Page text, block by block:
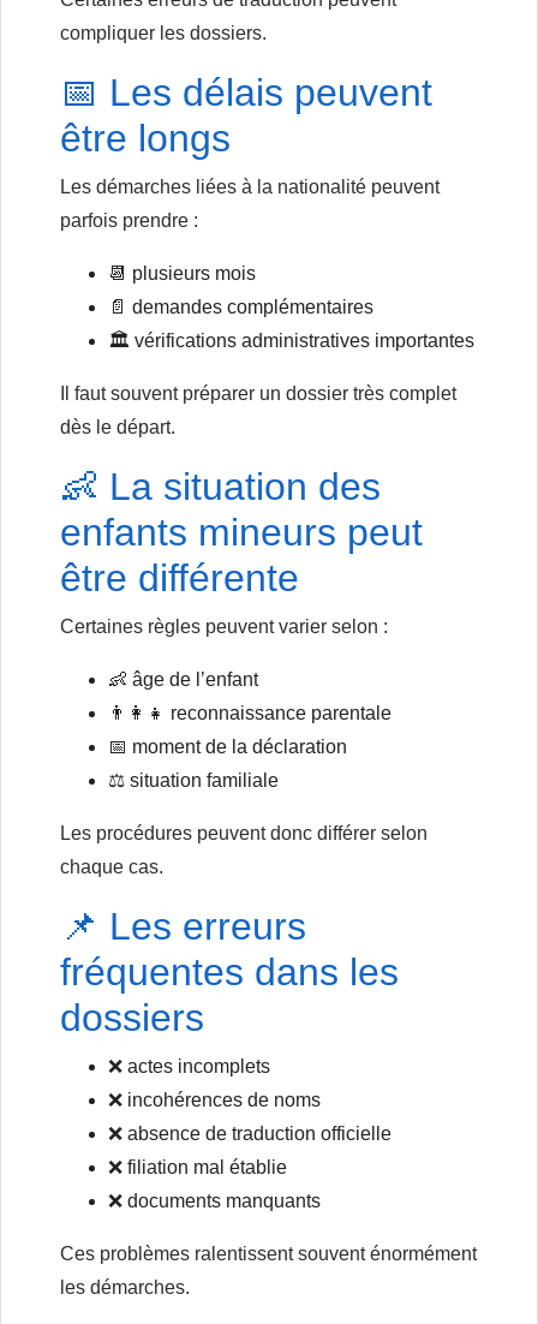
compliquer les dossiers.
📅 Les délais peuvent
être longs
Les démarches liées à la nationalité peuvent
parfois prendre :
📆 plusieurs mois
📄 demandes complémentaires
🏛️ vérifications administratives importantes
Il faut souvent préparer un dossier très complet
dès le départ.
👶 La situation des
enfants mineurs peut
être différente
Certaines règles peuvent varier selon :
👶 âge de l’enfant
👨‍👩‍👧 reconnaissance parentale
📅 moment de la déclaration
⚖️ situation familiale
Les procédures peuvent donc différer selon
chaque cas.
📌 Les erreurs
fréquentes dans les
dossiers
❌ actes incomplets
❌ incohérences de noms
❌ absence de traduction officielle
❌ filiation mal établie
❌ documents manquants
Ces problèmes ralentissent souvent énormément
les démarches.